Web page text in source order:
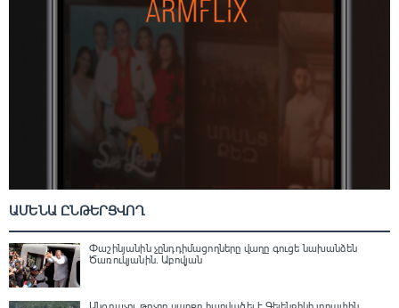
ԱՄԵՆԱ ԸՆԹԵՐՑՎՈՂ
Փաշինյանին չընդդիմացողները վաղը գուցե նախանձեն
Ծառուկյանին. Աբովյան